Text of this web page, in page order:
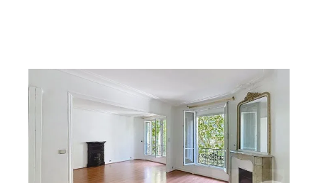
PARIS 75018
72,41 m
, 4 pièces
Ref : 27981
Appartement F4 à vendre
695 000 €